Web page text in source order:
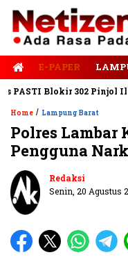
E-PAPER
Blokir 302 Pinjol
Home / Lampung Barat
Polres Lambar
Pengguna
Redaksi
Senin, 20 Agustus